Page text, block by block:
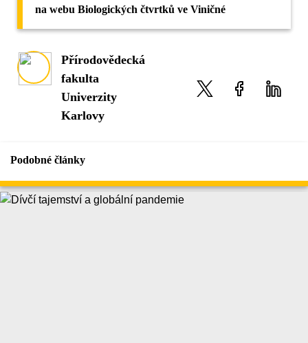
na webu Biologických čtvrtků ve Viničné
Přírodovědecká
fakulta
Univerzity
Karlovy
Podobné články